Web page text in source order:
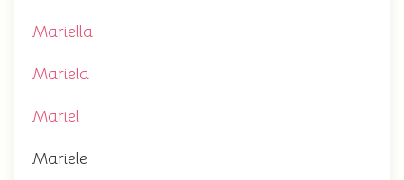
Mariella
Mariela
Mariel
Mariele